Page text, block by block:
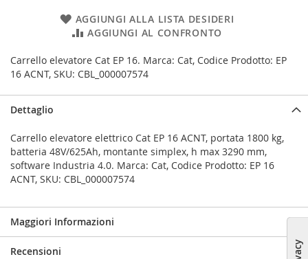
AGGIUNGI ALLA LISTA DESIDERI
AGGIUNGI AL CONFRONTO
Carrello elevatore Cat EP 16. Marca: Cat, Codice Prodotto: EP
16 ACNT, SKU: CBL_000007574
Dettaglio
Carrello elevatore elettrico Cat EP 16 ACNT, portata 1800 kg,
batteria 48V/625Ah, montante simplex, h max 3290 mm,
software Industria 4.0. Marca: Cat, Codice Prodotto: EP 16
ACNT, SKU: CBL_000007574
Maggiori Informazioni
Recensioni